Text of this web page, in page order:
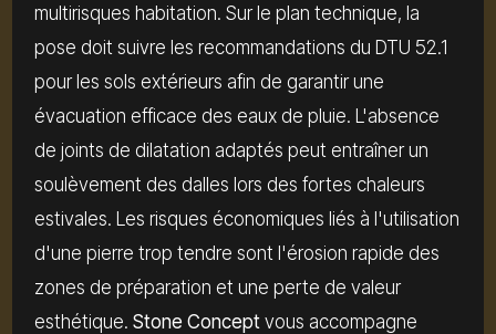
multirisques habitation. Sur le plan technique, la
pose doit suivre les recommandations du DTU 52.1
pour les sols extérieurs afin de garantir une
évacuation efficace des eaux de pluie. L'absence
de joints de dilatation adaptés peut entraîner un
soulèvement des dalles lors des fortes chaleurs
estivales. Les risques économiques liés à l'utilisation
d'une pierre trop tendre sont l'érosion rapide des
zones de préparation et une perte de valeur
esthétique.Stone Concept vous accompagne